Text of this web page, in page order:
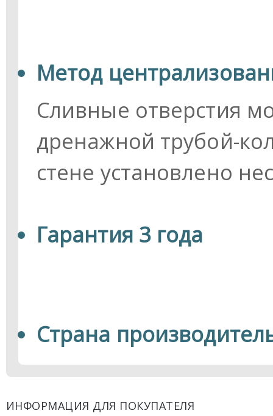
Метод
Сливные отверстия
дренажной трубой-
стене установлено
Гарантия 3 года
Страна
ИНФОРМАЦИЯ ДЛЯ ПОКУПАТЕЛЯ